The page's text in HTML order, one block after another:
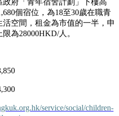
府「青年宿舍計劃」下樓高
個宿位，為18至30歲在職青
空間，租金為市值的一半，申
為28000HKD/人。
service/social/children-